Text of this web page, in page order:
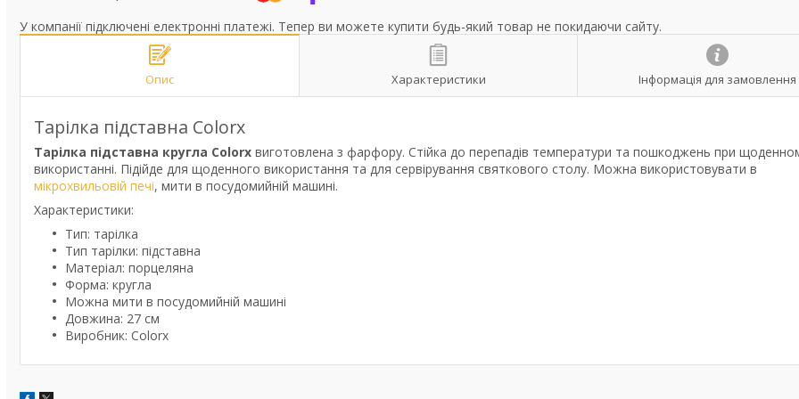
У компанії підключені електронні платежі. Тепер ви можете купити будь-який товар не покидаючи сайту.
Опис Характеристики Інформація для замовлення
Тарілка підставна Colorx
Тарілка підставна кругла Colorx виготовлена з фарфору. Стійка до перепадів температури та пошкоджень при
використанні. Підійде для щоденного використання та для сервірування святкового столу. Можна використовувати в
мікрохвильовій печі, мити в посудомийній машині.
Характеристики:
Тип: тарілка
Тип тарілки: підставна
Матеріал: порцеляна
Форма: кругла
Можна мити в посудомийній машині
Довжина: 27 см
Виробник: Colorx